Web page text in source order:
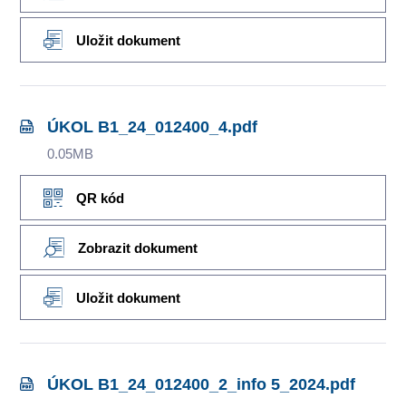
Uložit dokument
ÚKOL B1_24_012400_4.pdf
0.05MB
QR kód
Zobrazit dokument
Uložit dokument
ÚKOL B1_24_012400_2_info 5_2024.pdf